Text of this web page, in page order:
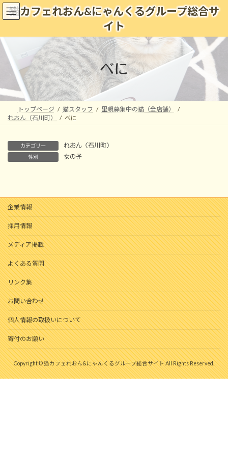
コ
ン
ン
ツ
へ
ッ
プ
ナ
ビ
ー
シ
ョ
移
動
猫カフェれおん&にゃんくるグループ総合サ
イト
べに
トップページ 猫スタッフ
里親募集中の猫（全店舗）
れおん（石川町）
べに
カテゴリー れおん（石川町）
性別 女の子
企業情報
採用情報
メディア掲載
よくある質問
リンク集
お問い合わせ
個人情報の取扱いについて
寄付のお願い
Copyright © 猫カフェれおん&にゃんくるグループ総合サイト All Rights Reserved.